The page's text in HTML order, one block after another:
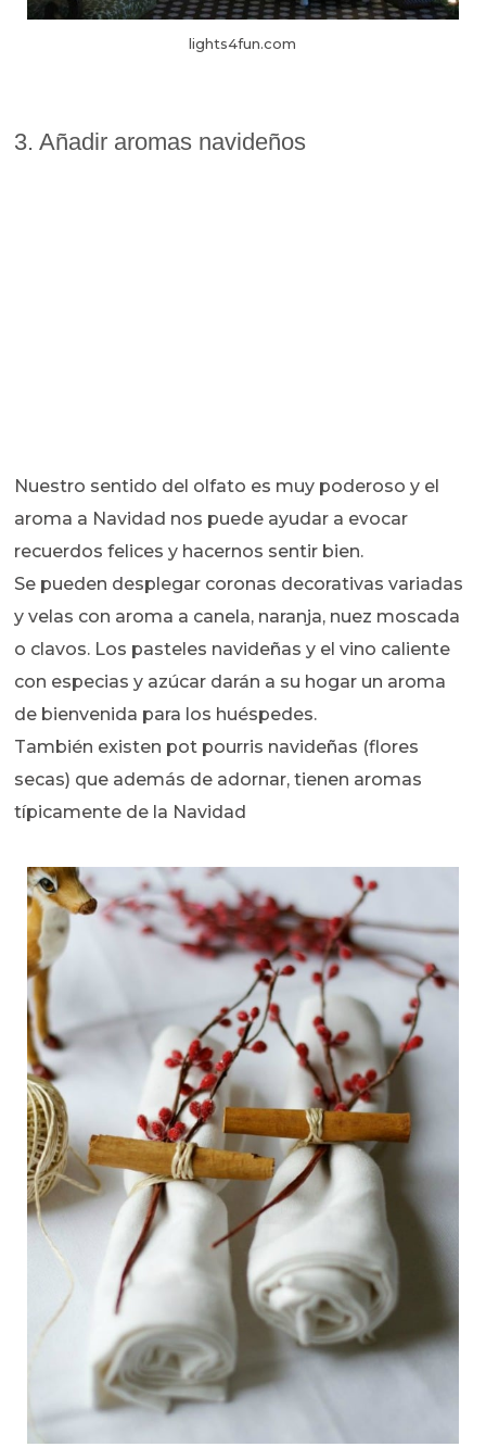
lights4fun.com
3. Añadir aromas navideños
Nuestro sentido del olfato es muy poderoso y el
aroma a Navidad nos puede ayudar a evocar
recuerdos felices y hacernos sentir bien.
Se pueden desplegar coronas decorativas variadas
y velas con aroma a canela, naranja, nuez moscada
o clavos. Los pasteles navideñas y el vino caliente
con especias y azúcar darán a su hogar un aroma
de bienvenida para los huéspedes.
También existen pot pourris navideñas (flores
secas) que además de adornar, tienen aromas
típicamente de la Navidad